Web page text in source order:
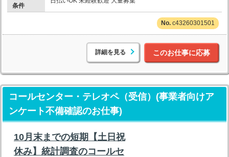
条件
c43260301501
詳細を見る このお仕事に応募
コールセンター・テレオペ（受信）(事業者向けア
ンケート不備確認のお仕事)
10月末までの短期【土日祝
休み】統計調査のコールセ